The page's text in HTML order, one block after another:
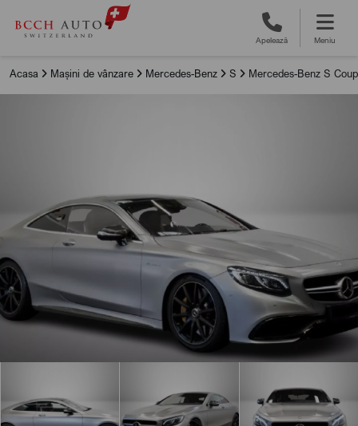
Apelează Meniu
Acasa Mașini de vânzare Mercedes-Benz S Mercedes-Benz S